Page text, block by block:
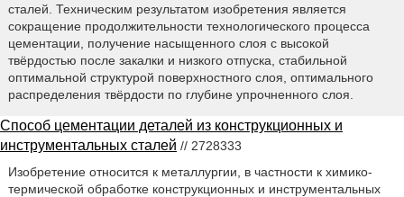
сталей. Техническим результатом изобретения является
сокращение продолжительности технологического процесса
цементации, получение насыщенного слоя с высокой
твёрдостью после закалки и низкого отпуска, стабильной
оптимальной структурой поверхностного слоя, оптимального
распределения твёрдости по глубине упрочненного слоя.
Способ цементации деталей из конструкционных и
инструментальных сталей // 2728333
Изобретение относится к металлургии, в частности к химико-
термической обработке конструкционных и инструментальных